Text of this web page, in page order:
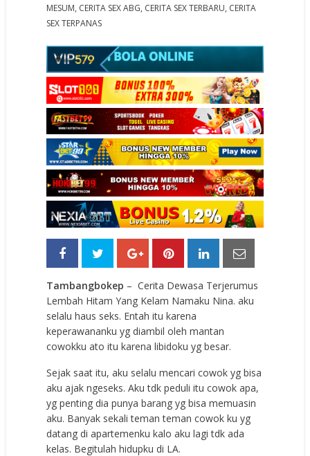
MESUM, CERITA SEX ABG, CERITA SEX TERBARU, CERITA
SEX TERPANAS
Tambangbokep – Cerita Dewasa Terjerumus
Lembah Hitam Yang Kelam Namaku Nina. aku
selalu haus seks. Entah itu karena
keperawananku yg diambil oleh mantan
cowokku ato itu karena libidoku yg besar.
Sejak saat itu, aku selalu mencari cowok yg bisa
aku ajak ngeseks. Aku tdk peduli itu cowok apa,
yg penting dia punya barang yg bisa memuasin
aku. Banyak sekali teman teman cowok ku yg
datang di apartemenku kalo aku lagi tdk ada
kelas. Begitulah hidupku di LA.